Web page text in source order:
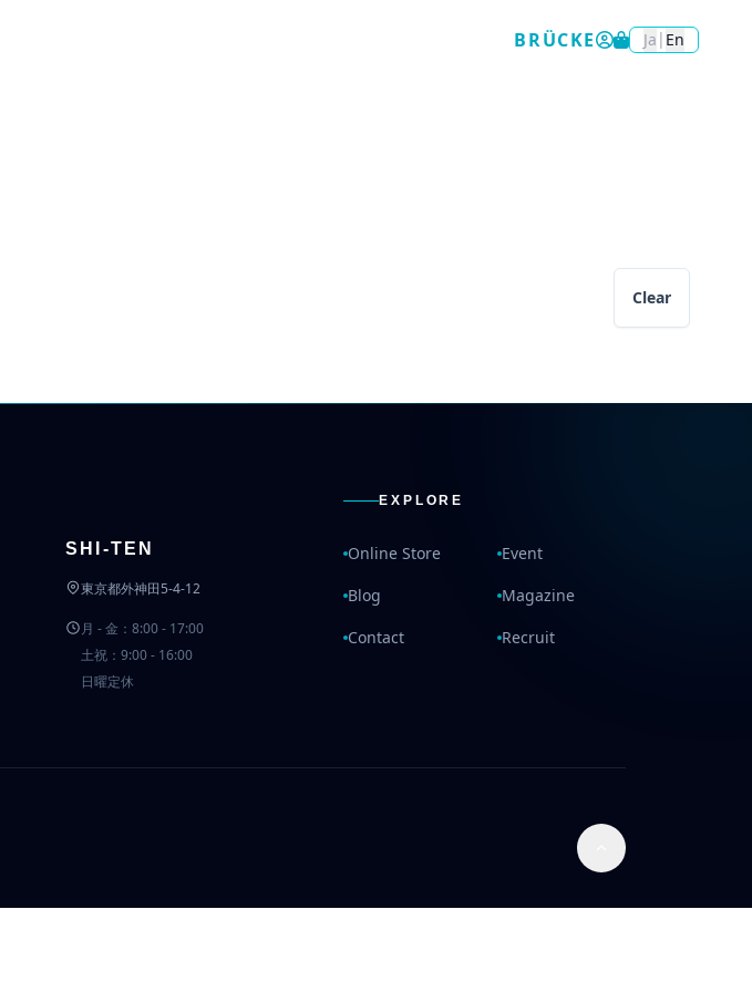
BRÜCKE Ja | En
Clear
SHI-TEN
東京都外神田5-4-12
月 - 金：8:00 - 17:00
土祝：9:00 - 16:00
日曜定休
EXPLORE
Online Store
Event
Blog
Magazine
Contact
Recruit